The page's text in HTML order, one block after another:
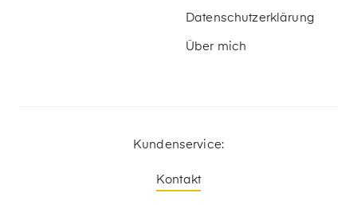
Datenschutzerklärung
Über mich
Kundenservice:
Kontakt